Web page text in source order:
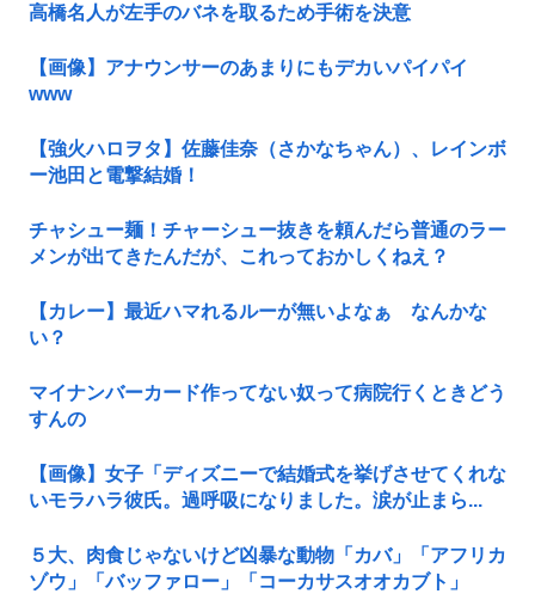
高橋名人が左手のバネを取るため手術を決意
【画像】アナウンサーのあまりにもデカいパイパイ
www
【強火ハロヲタ】佐藤佳奈（さかなちゃん）、レインボ
ー池田と電撃結婚！
チャシュー麺！チャーシュー抜きを頼んだら普通のラー
メンが出てきたんだが、これっておかしくねえ？
【カレー】最近ハマれるルーが無いよなぁ なんかな
い？
マイナンバーカード作ってない奴って病院行くときどう
すんの
【画像】女子「ディズニーで結婚式を挙げさせてくれな
いモラハラ彼氏。過呼吸になりました。涙が止まら...
５大、肉食じゃないけど凶暴な動物「カバ」「アフリカ
ゾウ」「バッファロー」「コーカサスオオカブト」